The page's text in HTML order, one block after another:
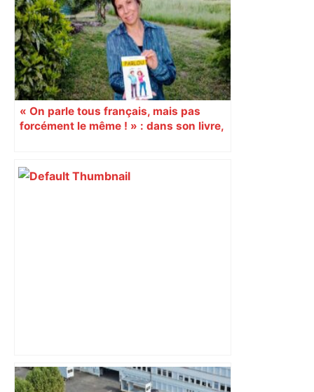
fermé en fin de soirée, voici les
déviations – Actu.fr
« On parle tous français, mais pas
forcément le même ! » : dans son livre,
Toulouse : prévisions météo du